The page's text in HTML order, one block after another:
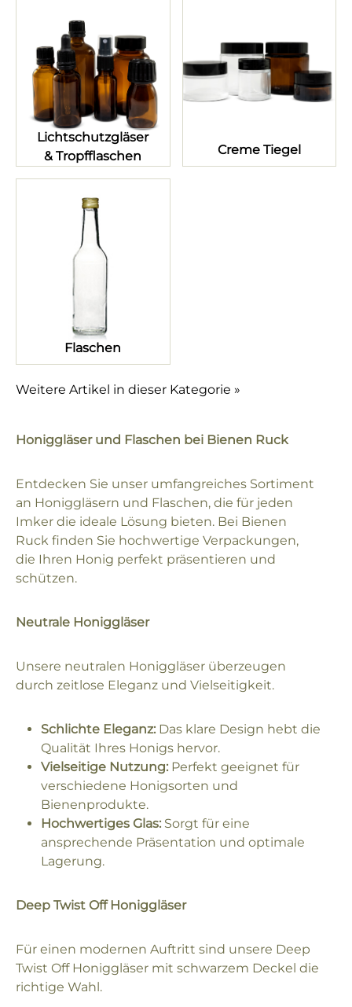
Lichtschutzgläser
& Tropfflaschen
Creme Tiegel
Flaschen
Weitere Artikel in dieser Kategorie »
Honiggläser und Flaschen bei Bienen Ruck
Entdecken Sie unser umfangreiches Sortiment
an Honiggläsern und Flaschen, die für jeden
Imker die ideale Lösung bieten. Bei Bienen
Ruck finden Sie hochwertige Verpackungen,
die Ihren Honig perfekt präsentieren und
schützen.
Neutrale Honiggläser
Unsere neutralen Honiggläser überzeugen
durch zeitlose Eleganz und Vielseitigkeit.
Schlichte Eleganz: Das klare Design hebt die
Qualität Ihres Honigs hervor.
Vielseitige Nutzung: Perfekt geeignet für
verschiedene Honigsorten und
Bienenprodukte.
Hochwertiges Glas: Sorgt für eine
ansprechende Präsentation und optimale
Lagerung.
Deep Twist Off Honiggläser
Für einen modernen Auftritt sind unsere Deep
Twist Off Honiggläser mit schwarzem Deckel die
richtige Wahl.